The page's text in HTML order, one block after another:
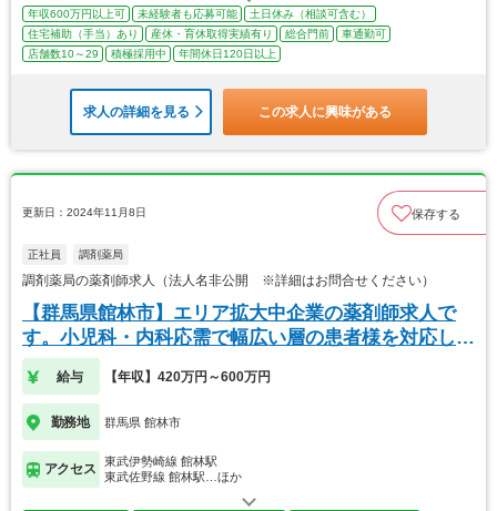
年収600万円以上可 未経験者も応募可能
土日休み（相談可含む）
住宅補助（手当）あり
産休・育休取得実績有り 総合門前
車通勤可
店舗数10～29
積極採用中 年間休日120日以上
求人の詳細を見る この求人に興味がある
更新日：2024年11月8日 保存する
正社員 調剤薬局
調剤薬局の薬剤師求人（法人名非公開 ※詳細はお問合せください）
【群馬県館林市】エリア拡大中企業の薬剤師求人で
す。小児科・内科応需で幅広い層の患者様を対応しま
す。
給与 【年収】420万円～600万円
勤務地 群馬県 館林市
アクセス
東武伊勢崎線 館林駅
東武佐野線 館林駅…ほか